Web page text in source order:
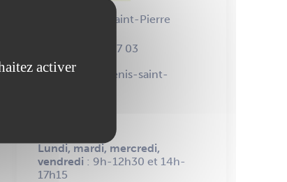
40 Place Saint-Pierre
02 40 83 87 03
ccas@ancenis-saint-
Lundi, mardi, mercredi,
vendredi : 9h-12h30 et 14h-
17h15
activer